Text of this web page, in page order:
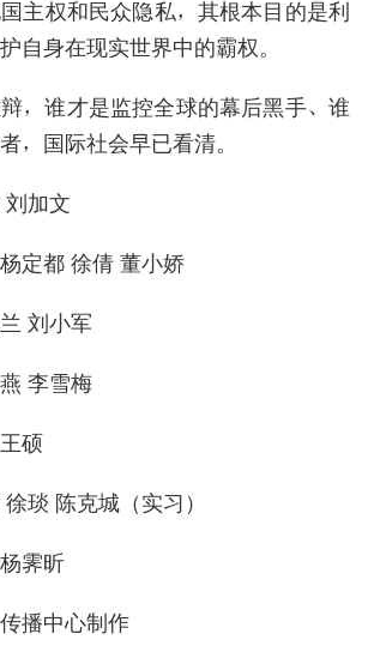
主权和民众隐私，其根本目的是利
自身在现实世界中的霸权。
，谁才是监控全球的幕后黑手、谁
，国际社会早已看清。
刘加文
定都 徐倩 董小娇
刘小军
李雪梅
硕
琰 陈克城（实习）
霁昕
播中心制作